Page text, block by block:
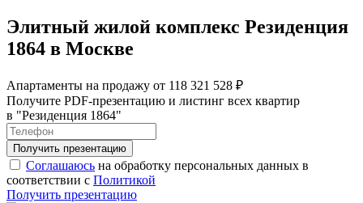
Элитный жилой комплекс Резиденция
1864 в Москве
Апартаменты на продажу от 118 321 528 ₽
Получите PDF-презентацию и листинг всех квартир
в "Резиденция 1864"
Соглашаюсь на обработку персональных данных в
соответствии с Политикой
Получить презентацию